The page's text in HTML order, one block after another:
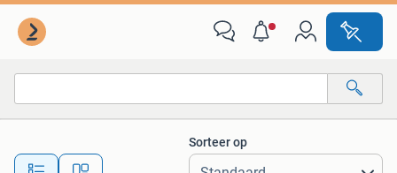
Alle afstanden…
Sorteer op